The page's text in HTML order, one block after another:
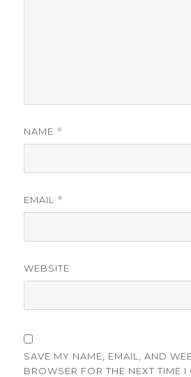
NAME *
EMAIL *
WEBSITE
SAVE MY NAME, EMAIL, AND
BROWSER FOR THE NEXT TIME I